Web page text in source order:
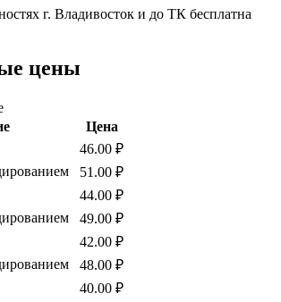
г. Владивосток и до ТК бесплатна
цены
Цена
46.00 ₽
51.00 ₽
44.00 ₽
49.00 ₽
42.00 ₽
48.00 ₽
40.00 ₽